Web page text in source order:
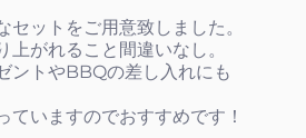
セットをご用意致しました。
上がれること間違いなし。
ントやBBQの差し入れにも
ていますのでおすすめです！